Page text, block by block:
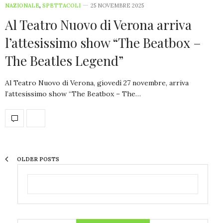
NAZIONALE, SPETTACOLI 25 NOVEMBRE 2025
Al Teatro Nuovo di Verona arriva
l’attesissimo show “The Beatbox –
The Beatles Legend”
Al Teatro Nuovo di Verona, giovedì 27 novembre, arriva
l’attesissimo show “The Beatbox – The…
OLDER POSTS